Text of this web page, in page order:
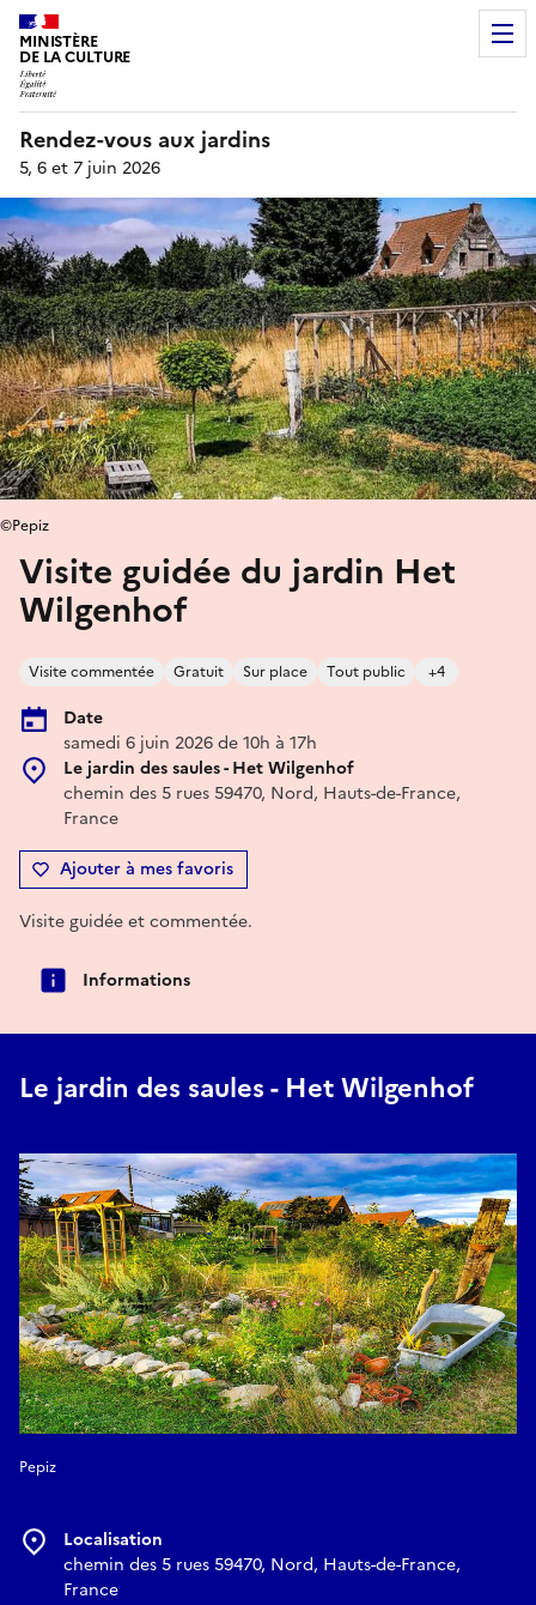
MINISTÈRE
DE LA CULTURE
Rendez-vous aux jardins
5, 6 et 7 juin 2026
Visite guidée du jardin Het
Wilgenhof
Visite commentée Gratuit Sur place Tout public +4
Date
samedi 6 juin 2026 de 10h à 17h
Le jardin des saules - Het Wilgenhof
chemin des 5 rues 59470, Nord, Hauts-de-France,
France
Ajouter à mes favoris
©Pepiz
Visite guidée et commentée.
Informations
Le jardin des saules - Het Wilgenhof
Pepiz
Localisation
chemin des 5 rues 59470, Nord, Hauts-de-France,
France